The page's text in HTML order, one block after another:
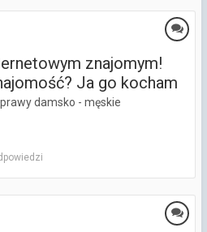
znajomym!
Ja go kocham
damsko - męskie